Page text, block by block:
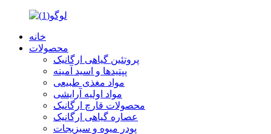
خانه
محصولات
پروتئین گیاهی ارگانیک
پپتیدها و اسید آمینه
مواد مغذی طبیعی
مواد اولیه آرایشی
محصولات قارچ ارگانیک
عصاره گیاهی ارگانیک
پودر میوه و سبزیجات